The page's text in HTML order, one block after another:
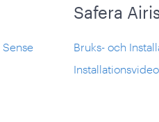
Safera
Bruks- och